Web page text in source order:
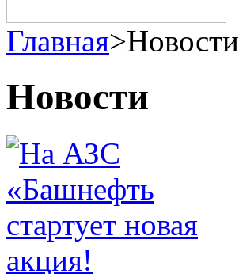
Главная>Новости
Новости